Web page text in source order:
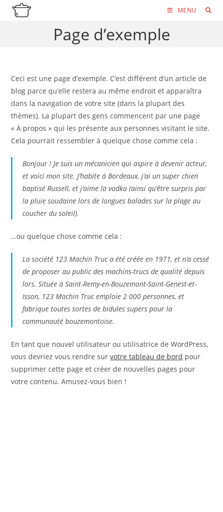
Skip
MENU
Page d’exemple
Ceci est une page d’exemple. C’est différent d’un article de
blog parce qu’elle restera au même endroit et apparaîtra
dans la navigation de votre site (dans la plupart des
thèmes). La plupart des gens commencent par une page
« À propos » qui les présente aux personnes visitant le site.
Cela pourrait ressembler à quelque chose comme cela :
Bonjour ! Je suis un mécanicien qui aspire à devenir acteur,
et voici mon site. J’habite à Bordeaux, j’ai un super chien
baptisé Russell, et j’aime la vodka (ainsi qu’être surpris par
la pluie soudaine lors de longues balades sur la plage au
coucher du soleil).
…ou quelque chose comme cela :
La société 123 Machin Truc a été créée en 1971, et n’a cessé
de proposer au public des machins-trucs de qualité depuis
lors. Située à Saint-Remy-en-Bouzemont-Saint-Genest-et-
Isson, 123 Machin Truc emploie 2 000 personnes, et
fabrique toutes sortes de bidules supers pour la
communauté bouzemontoise.
En tant que nouvel utilisateur ou utilisatrice de WordPress,
vous devriez vous rendre survotre tableau de bord pour
supprimer cette page et créer de nouvelles pages pour
votre contenu. Amusez-vous bien !